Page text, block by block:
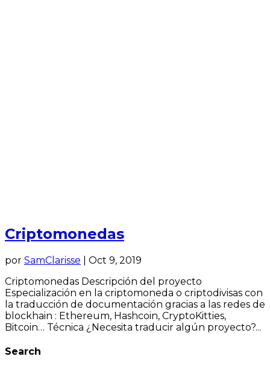
Criptomonedas
por SamClarisse
Oct 9, 2019
Criptomonedas Descripción del proyecto
Especialización en la criptomoneda o criptodivisas con
la traducción de documentación gracias a las redes de
blockhain : Ethereum, Hashcoin, CryptoKitties,
Bitcoin… Técnica ¿Necesita traducir algún proyecto?...
Search